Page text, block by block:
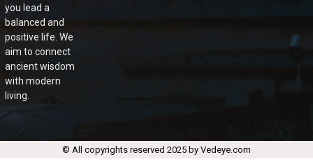
you lead a
balanced and
positive life. We
aim to connect
ancient wisdom
with modern
living.
© All copyrights reserved 2025 by Vedeye.com